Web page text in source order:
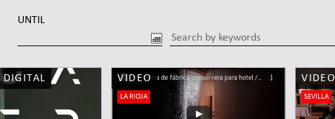
UNTIL
VIDEO
LA RIOJA
VIDEO
SEVILLA